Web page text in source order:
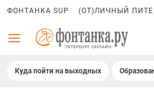
ФОНТАНКА SUP (ОТ)ЛИЧНЫЙ
Куда пойти на выходных